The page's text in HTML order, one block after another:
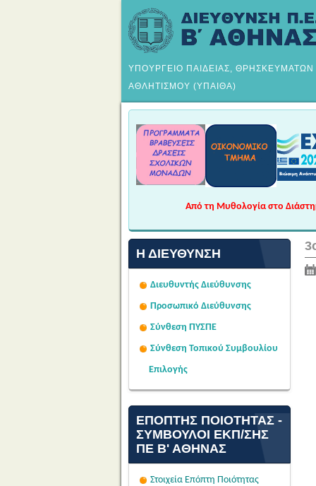
ΥΠΟΥΡΓΕΙΟ ΠΑΙΔΕΙΑΣ, ΘΡΗΣΚΕΥΜΑΤΩΝ
ΑΘΛΗΤΙΣΜΟΥ (ΥΠΑΙΘΑ)
Από τη Μυθολογία στο
Η ΔΙΕΎΘΥΝΣΗ
Διευθυντής Διεύθυνσης
Προσωπικό Διεύθυνσης
Σύνθεση ΠΥΣΠΕ
Σύνθεση Τοπικού Συμβουλίου
Επιλογής
ΕΠΌΠΤΗΣ ΠΟΙΌΤΗΤΑΣ -
ΣΎΜΒΟΥΛΟΙ ΕΚΠ/ΣΗΣ
ΠΕ Β' ΑΘΉΝΑΣ
Στοιχεία Επόπτη Ποιότητας